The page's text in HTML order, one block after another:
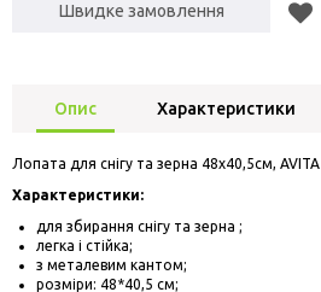
Швидке замовлення
Опис Характеристики
Лопата для снігу та зерна 48х40,5см, AVITA
Характеристики:
для збирання снігу та зерна ;
легка і стійка;
з металевим кантом;
розміри: 48*40,5 см;